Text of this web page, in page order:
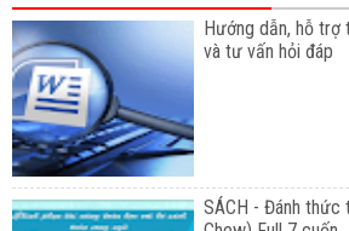
Hướng dẫn, hỗ
và tư vấn hỏi đáp
SÁCH - Đánh thức